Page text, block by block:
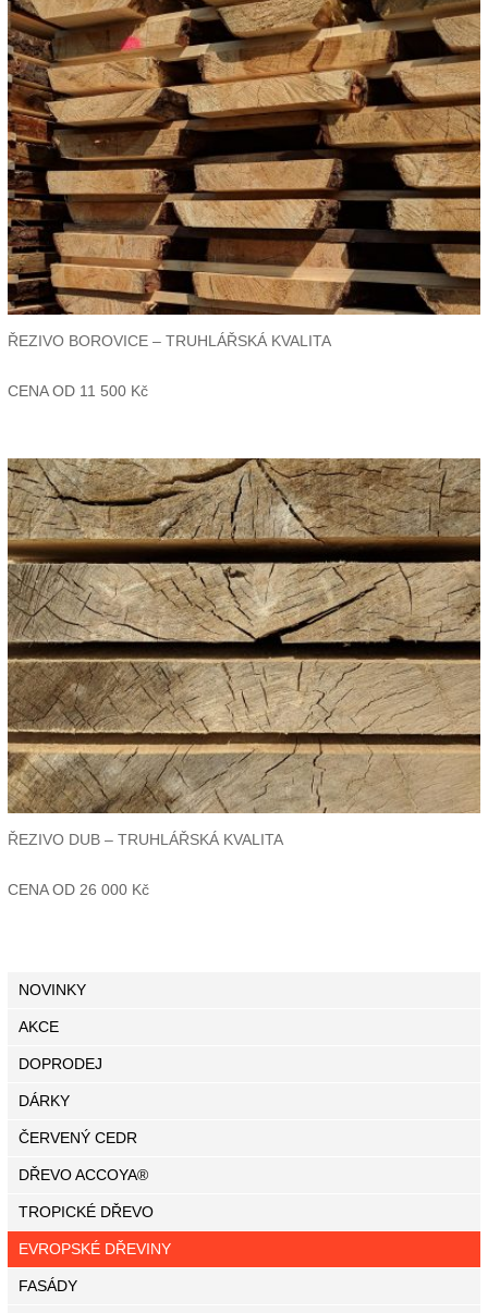
ŘEZIVO BOROVICE – TRUHLÁŘSKÁ KVALITA
CENA OD 11 500 Kč
ŘEZIVO DUB – TRUHLÁŘSKÁ KVALITA
CENA OD 26 000 Kč
NOVINKY
AKCE
DOPRODEJ
DÁRKY
ČERVENÝ CEDR
DŘEVO ACCOYA®
TROPICKÉ DŘEVO
EVROPSKÉ DŘEVINY
FASÁDY